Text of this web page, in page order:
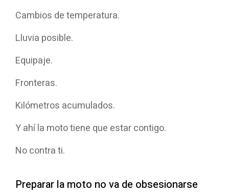
Cambios de temperatura.
Lluvia posible.
Equipaje.
Fronteras.
Kilómetros acumulados.
Y ahí la moto tiene que estar contigo.
No contra ti.
Preparar la moto no va de obsesionarse